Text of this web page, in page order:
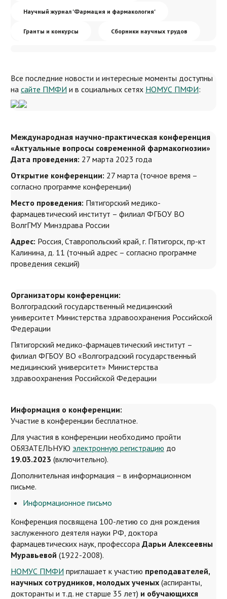
Бланки заявлений
Задать вопрос
Платёжные реквизиты вуза
Награды
Сборники научных трудов
Получение доступов в системы ПМФИ
Научный журнал 'Фармация и фармакология'
Гранты и конкурсы Сборники научных трудов
Все последние новости и интересные моменты доступны
на сайте ПМФИ и в социальных сетях НОМУС ПМФИ:
Международная научно-практическая конференция
«Актуальные вопросы современной фармакогнозии»
Дата проведения: 27 марта 2023 года
Открытие конференции: 27 марта (точное время –
согласно программе конференции)
Место проведения: Пятигорский медико-
фармацевтический институт – филиал ФГБОУ ВО
ВолгГМУ Минздрава России
Адрес: Россия, Ставропольский край, г. Пятигорск, пр-кт
Калинина, д. 11 (точный адрес – согласно программе
проведения секций)
Организаторы конференции:
Волгоградский государственный медицинский
университет Министерства здравоохранения Российской
Федерации
Пятигорский медико-фармацевтический институт –
филиал ФГБОУ ВО «Волгоградский государственный
медицинский университет» Министерства
здравоохранения Российской Федерации
Информация о конференции:
Участие в конференции бесплатное.
Для участия в конференции необходимо пройти
ОБЯЗАТЕЛЬНУЮ электронную регистрацию до
19.03.2023 (включительно).
Дополнительная информация – в информационном
письме.
Информационное письмо
Конференция посвящена 100-летию со дня рождения
заслуженного деятеля науки РФ, доктора
фармацевтических наук, профессора Дарьи Алексеевны
Муравьевой (1922-2008).
НОМУС ПМФИ приглашает к участию преподавателей,
научных сотрудников, молодых ученых (аспиранты,
докторанты и т.д. не старше 35 лет) и обучающихся